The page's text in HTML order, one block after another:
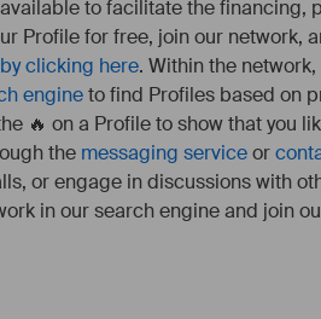
to facilitate the
Profile for free, join our network,
by clicking here. Within the
engineto find Profiles based on
🔥 on a Profile to show that you
the messaging serviceor
or engage in discussions with
in our search engine and join